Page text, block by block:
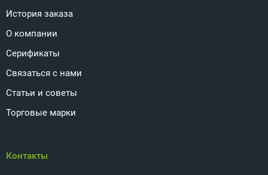
История заказа
О компании
Серификаты
Связаться с нами
Статьи и советы
Торговые марки
Контакты